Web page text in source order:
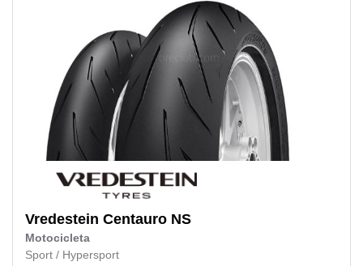
Vredestein Centauro NS
Motocicleta
Sport / Hypersport